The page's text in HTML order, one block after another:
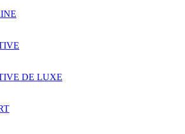
DE LUXE